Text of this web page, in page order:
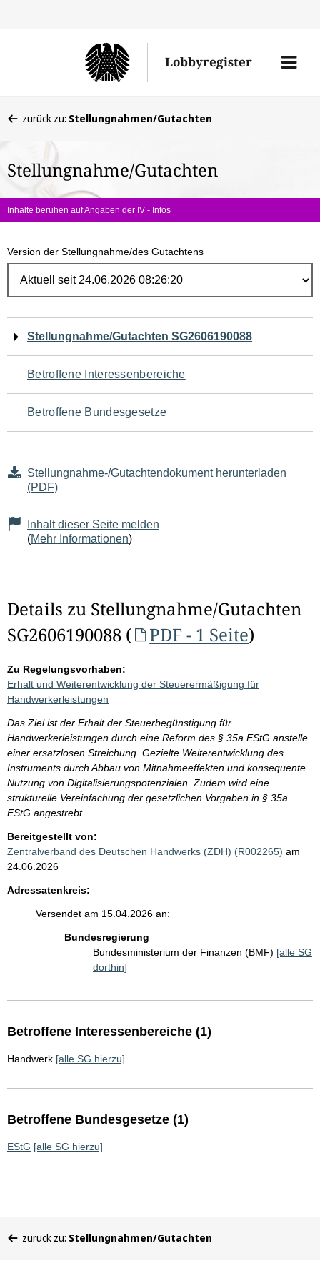
Lobbyregister
Menü
befinden
hier:
zurück zu: Stellungnahmen/Gutachten
Stellungnahme/Gutachten
Inhalte beruhen auf Angaben der IV - Infos
Version der Stellungnahme/des Gutachtens
Navigation
für
den
Seiteninhalt
Stellungnahme/Gutachten SG2606190088
Betroffene Interessenbereiche
Betroffene Bundesgesetze
Stellungnahme-/Gutachtendokument herunterladen
(PDF)
Inhalt dieser Seite melden
(Mehr Informationen)
Details zu Stellungnahme/Gutachten
SG2606190088 (
PDF - 1 Seite)
Zu Regelungsvorhaben:
Erhalt und Weiterentwicklung der Steuerermäßigung für
Handwerkerleistungen
Das Ziel ist der Erhalt der Steuerbegünstigung für
Handwerkerleistungen durch eine Reform des § 35a EStG anstelle
einer ersatzlosen Streichung. Gezielte Weiterentwicklung des
Instruments durch Abbau von Mitnahmeeffekten und konsequente
Nutzung von Digitalisierungspotenzialen. Zudem wird eine
strukturelle Vereinfachung der gesetzlichen Vorgaben in § 35a
EStG angestrebt.
Bereitgestellt von:
Zentralverband des Deutschen Handwerks (ZDH) (R002265) am
24.06.2026
Adressatenkreis:
Versendet am 15.04.2026 an:
Bundesregierung
Bundesministerium der Finanzen (BMF) [alle SG
dorthin]
Betroffene Interessenbereiche (1)
Handwerk [alle SG hierzu]
Betroffene Bundesgesetze (1)
EStG [alle SG hierzu]
befinden
zurück zu: Stellungnahmen/Gutachten